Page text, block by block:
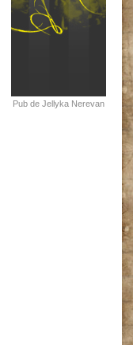
Pub de Jellyka Nerevan